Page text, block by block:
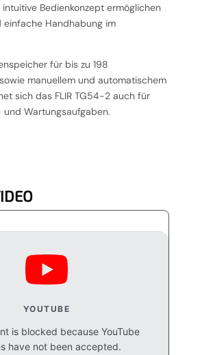
Bedienkonzept ermöglichen
einfache Handhabung im
für bis zu 198
manuellem und automatischem
sich das FLIR TG54-2 auch für
Wartungsaufgaben.
YOUTUBE
is blocked because YouTube
have not been accepted.